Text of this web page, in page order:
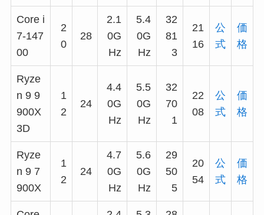
Core i
7-147
00
2
0
28
2.1
0G
Hz
5.4
0G
Hz
32
81
3
21
16
公
式
価
格
Ryze
n 9 9
900X
3D
1
2
24
4.4
0G
Hz
5.5
0G
Hz
32
70
1
22
08
公
式
価
格
Ryze
n 9 7
900X
1
2
24
4.7
0G
Hz
5.6
0G
Hz
29
50
5
20
54
公
式
価
格